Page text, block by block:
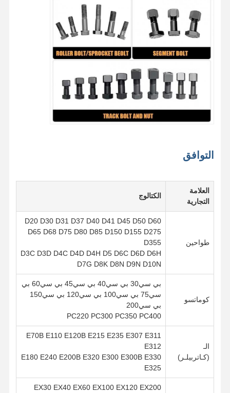
بصلة السن
عجلة شاحنة محول
البراغي والصواميل
التوافق
العلامة
التجارية
الكتالوج
طواحين
D20 D30 D31 D37 D40 D41 D45 D50 D60
D65 D68 D75 D80 D85 D150 D155 D275
D355
D3C D3D D4C D4D D4H D5 D6C D6D D6H
D7G D8K D8N D9N D10N
كوماتسو
بي سي30 بي سي40 بي سي45 بي سي60 بي
سي75 بي سي100 بي سي120 بي سي150
بي سي200
PC220 PC300 PC350 PC400
الـ
(كـاتربيلـر)
E70B E110 E120B E215 E235 E307 E311
E312
E180 E240 E200B E320 E300 E300B E330
E325
EX30 EX40 EX60 EX100 EX120 EX200